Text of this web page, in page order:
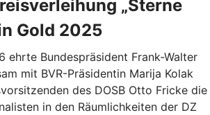
„Sterne
Gold 2025
ehrte Bundespräsident Frank-Walter
mit BVR-Präsidentin Marija Kolak
des DOSB Otto Fricke die
in den Räumlichkeiten der DZ